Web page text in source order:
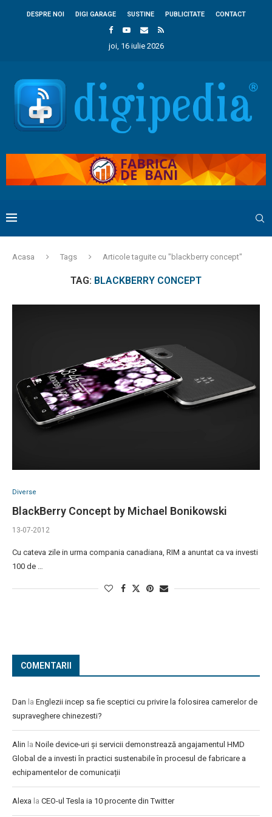
DESPRE NOI DIGI GARAGE SUSTINE PUBLICITATE CONTACT
joi, 16 iulie 2026
Acasa Tags Articole taguite cu "blackberry concept"
TAG: BLACKBERRY CONCEPT
Diverse
BlackBerry Concept by Michael Bonikowski
13-07-2012
Cu cateva zile in urma compania canadiana, RIM a anuntat ca va investi
100 de …
COMENTARII
Dan la Englezii incep sa fie sceptici cu privire la folosirea camerelor de
supraveghere chinezesti?
Alin la Noile device-uri și servicii demonstrează angajamentul HMD
Global de a investi în practici sustenabile în procesul de fabricare a
echipamentelor de comunicații
Alexa la CEO-ul Tesla ia 10 procente din Twitter